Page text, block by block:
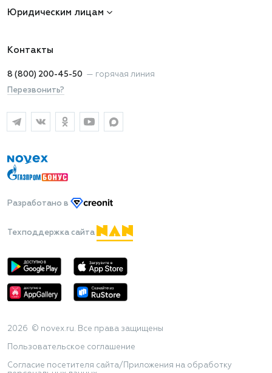
Юридическим лицам
Контакты
8 (800) 200-45-50 — горячая линия
Перезвонить?
Разработано в
Техподдержка сайта
2026 © novex.ru. Все права защищены
Пользовательское соглашение
Согласие посетителя сайта/Приложения на обработку